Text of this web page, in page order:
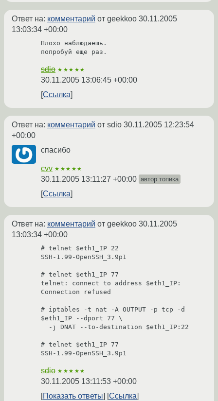
Ответ на: комментарий от geekkoo 30.11.2005
13:03:34 +00:00
Плохо наблюдаешь.
попробуй еще раз.
sdio ★★★★★
30.11.2005 13:06:45 +00:00
Ссылка
Ответ на: комментарий от sdio 30.11.2005 12:23:54
+00:00
спасибо
cvv ★★★★★
30.11.2005 13:11:27 +00:00 автор топика
Ссылка
Ответ на: комментарий от geekkoo 30.11.2005
13:03:34 +00:00
# telnet $eth1_IP 22
SSH-1.99-OpenSSH_3.9p1
# telnet $eth1_IP 77
telnet: connect to address $eth1_IP:
Connection refused
# iptables -t nat -A OUTPUT -p tcp -d
$eth1_IP --dport 77 \
# telnet $eth1_IP 77
SSH-1.99-OpenSSH_3.9p1
sdio ★★★★★
30.11.2005 13:11:53 +00:00
Показать ответы
Ссылка